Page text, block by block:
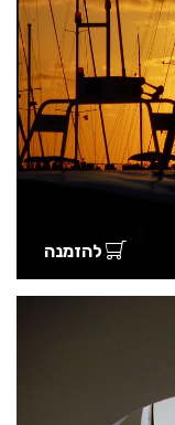
להזמנה